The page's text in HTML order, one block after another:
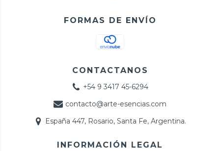
FORMAS DE ENVÍO
CONTACTANOS
+54 9 3417 45-6294
contacto@arte-esencias.com
España 447, Rosario, Santa Fe, Argentina.
INFORMACIÓN LEGAL